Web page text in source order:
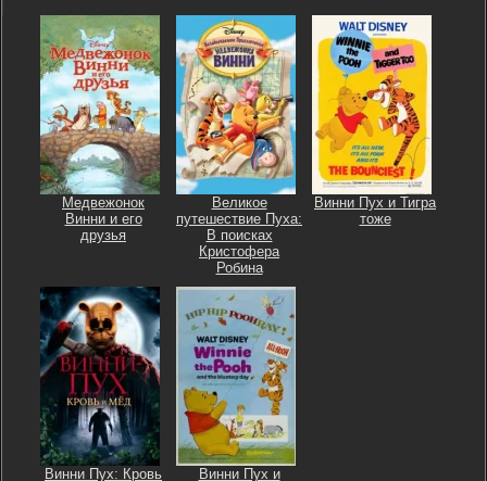
Медвежонок
Винни и его
друзья
Великое
путешествие Пуха:
В поисках
Кристофера
Робина
Винни Пух и Тигра
тоже
Винни Пух: Кровь Винни Пух и